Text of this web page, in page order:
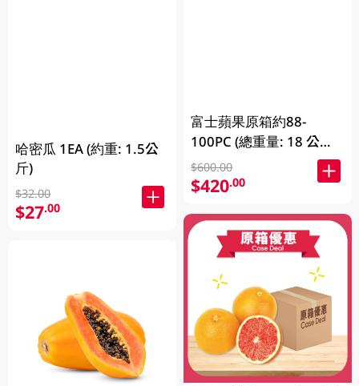
哈密瓜 1EA (約重: 1.5公
斤)
$32.00
$27.00
富士蘋果原箱約88-
100PC (總重量: 18 公斤)
1CS
$600.00
$420.00